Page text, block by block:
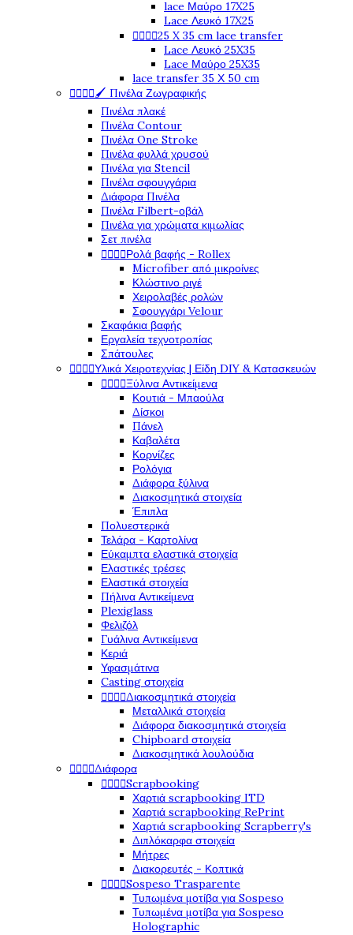
lace Μαύρο 17X25
Lace Λευκό 17X25
   25 X 35 cm lace transfer
Lace Λευκό 25X35
Lace Μαύρο 25X35
lace transfer 35 Χ 50 cm
   🖌️ Πινέλα Ζωγραφικής
Πινέλα πλακέ
Πινέλα Contour
Πινέλα One Stroke
Πινέλα φυλλά χρυσού
Πινέλα για Stencil
Πινέλα σφουγγάρια
Διάφορα Πινέλα
Πινέλα Filbert-οβάλ
Πινέλα για χρώματα κιμωλίας
Σετ πινέλα
   Ρολά βαφής - Rollex
Microfiber από μικροίνες
Κλώστινο ριγέ
Χειρολαβές ρολών
Σφουγγάρι Velour
Σκαφάκια βαφής
Εργαλεία τεχνοτροπίας
Σπάτουλες
   Υλικά Χειροτεχνίας | Είδη DIY & Κατασκευών
   Ξύλινα Αντικείμενα
Κουτιά - Μπαούλα
Δίσκοι
Πάνελ
Καβαλέτα
Κορνίζες
Ρολόγια
Διάφορα ξύλινα
Διακοσμητικά στοιχεία
Έπιπλα
Πολυεστερικά
Τελάρα - Καρτολίνα
Εύκαμπτα ελαστικά στοιχεία
Ελαστικές τρέσες
Ελαστικά στοιχεία
Πήλινα Αντικείμενα
Plexiglass
Φελιζόλ
Γυάλινα Αντικείμενα
Κεριά
Υφασμάτινα
Casting στοιχεία
   Διακοσμητικά στοιχεία
Μεταλλικά στοιχεία
Διάφορα διακοσμητικά στοιχεία
Chipboard στοιχεία
Διακοσμητικά λουλούδια
   Διάφορα
   Scrapbooking
Χαρτιά scrapbooking ITD
Χαρτιά scrapbooking RePrint
Χαρτιά scrapbooking Scrapberry's
Διπλόκαρφα στοιχεία
Μήτρες
Διακορευτές - Κοπτικά
   Sospeso Trasparente
Τυπωμένα μοτίβα για Sospeso
Τυπωμένα μοτίβα για Sospeso
Holographic